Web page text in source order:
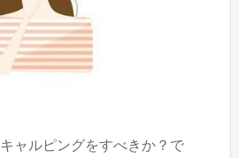
ャルピングをすべきか？で